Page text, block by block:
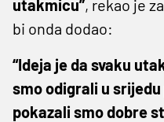
utakmicu”, rekao je
bi onda dodao:
“Ideja je da svaku
smo odigrali u
pokazali smo dobre